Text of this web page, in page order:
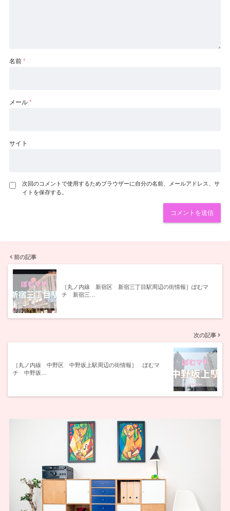
名前 *
メール *
サイト
次回のコメントで使用するためブラウザーに自分の名前、メールアドレス、サ
イトを保存する。
前の記事
［丸ノ内線 新宿区 新宿三丁目駅周辺の街情報］ぽむマ
チ 新宿三…
次の記事
［丸ノ内線 中野区 中野坂上駅周辺の街情報］ ぽむマ
チ 中野坂…